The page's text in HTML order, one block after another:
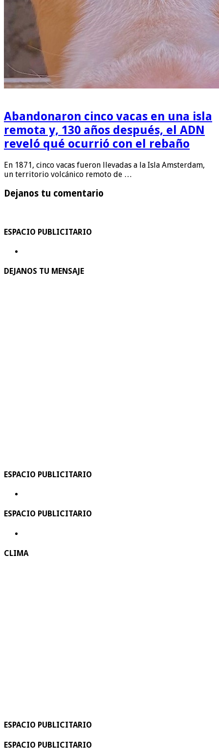
Abandonaron cinco vacas en una isla
remota y, 130 años después, el ADN
reveló qué ocurrió con el rebaño
En 1871, cinco vacas fueron llevadas a la Isla Amsterdam,
un territorio volcánico remoto de …
Dejanos tu comentario
ESPACIO PUBLICITARIO
DEJANOS TU MENSAJE
ESPACIO PUBLICITARIO
ESPACIO PUBLICITARIO
CLIMA
ESPACIO PUBLICITARIO
ESPACIO PUBLICITARIO